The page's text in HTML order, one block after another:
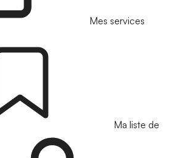
Mes services
Ma liste de